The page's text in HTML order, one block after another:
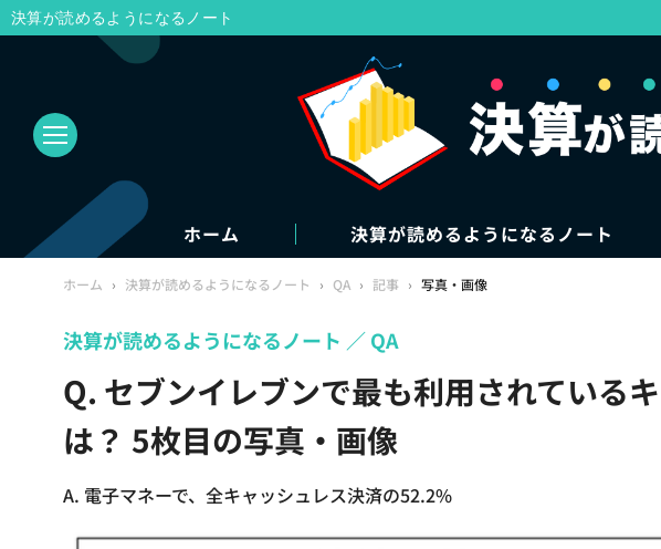
ホーム 決算が読めるようになるノート
ホーム › 決算が読めるようになるノート › QA › 記事 › 写真・画像
Q. セブンイレブンで最も利用されている
は？ 5枚目の写真・画像
A. 電子マネーで、全キャッシュレス決済の52.2%
決算が読めるようになるノート QA
決算が読めるようになるノート